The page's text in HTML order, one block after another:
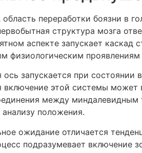
переработки боязни в
структура мозга
аспекте запускает
физиологическим проявлениям
ось запускается при состоянии
включение этой системы может
между миндалевидным
анализу положения.
ожидание отличается
подразумевает включение